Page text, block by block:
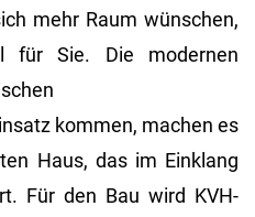
mehr Raum wünschen,
für Sie. Die modernen
kommen, machen es
Haus, das im Einklang
Für den Bau wird KVH-